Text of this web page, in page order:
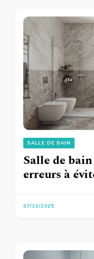
SALLE DE BAIN
Salle de
erreurs à
07/21/2025